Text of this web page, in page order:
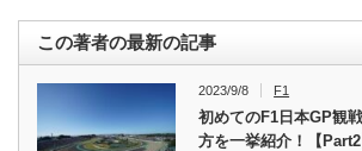
この著者の最新の記事
2023/9/8 F1
初めてのF1日本GP観
方を一挙紹介！【Part2